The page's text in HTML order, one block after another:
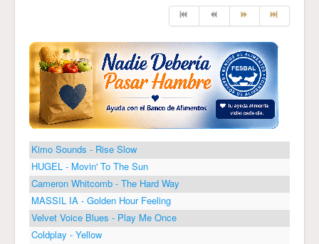
Kimo Sounds - Rise Slow
HUGEL - Movin' To The Sun
Cameron Whitcomb - The Hard Way
MASSIL IA - Golden Hour Feeling
Velvet Voice Blues - Play Me Once
Coldplay - Yellow